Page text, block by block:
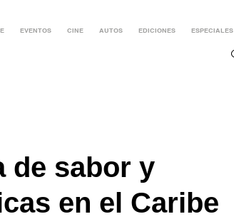
EVENTOS CINE AUTOS EDICIONES ESPECIALES
de sabor y
en el Caribe